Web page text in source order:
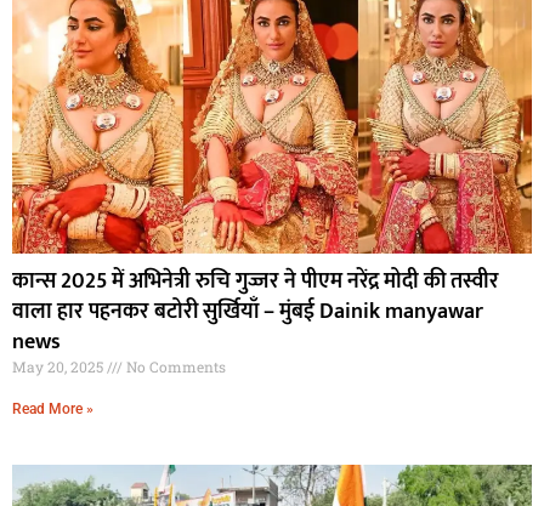
कान्स 2025 में अभिनेत्री रुचि गुज्जर ने पीएम नरेंद्र मोदी की तस्वीर
वाला हार पहनकर बटोरी सुर्खियाँ – मुंबई Dainik manyawar
news
May 20, 2025 No Comments
Read More »